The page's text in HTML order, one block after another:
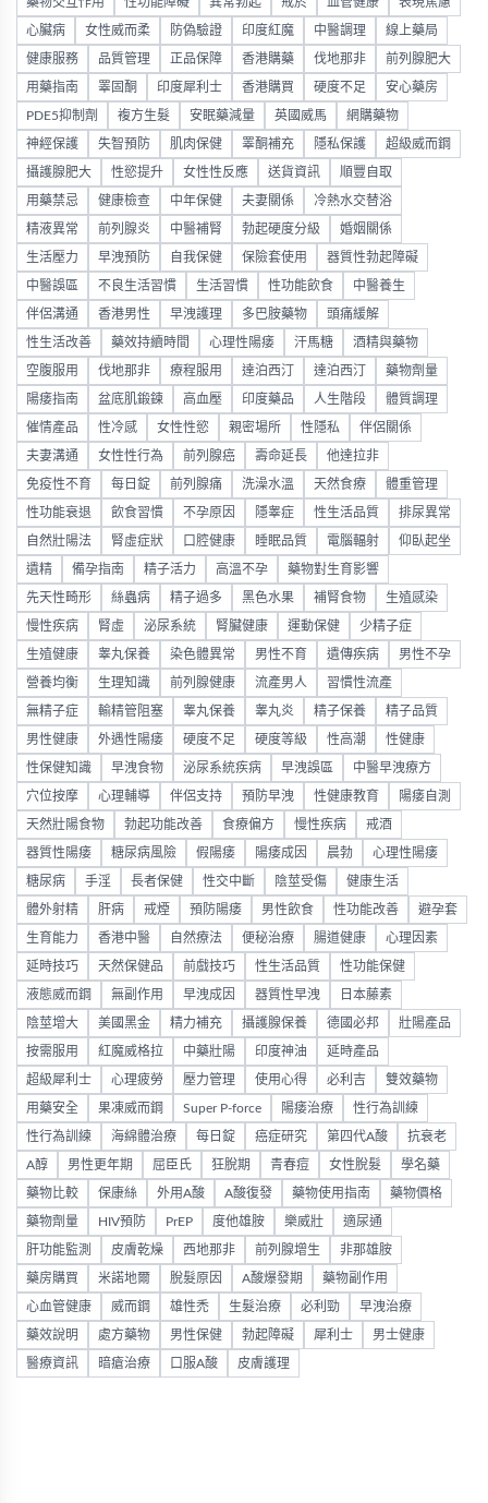
心臟病 女性威而柔 防偽驗證 印度紅魔 中醫調理 線上藥局
健康服務 品質管理 正品保障 香港購藥 伐地那非 前列腺肥大
用藥指南 睪固酮 印度犀利士 香港購買 硬度不足 安心藥房
PDE5抑制劑 複方生髮 安眠藥減量 英國威馬 網購藥物
神經保護 失智預防 肌肉保健 睪酮補充 隱私保護 超級威而鋼
攝護腺肥大 性慾提升 女性性反應 送貨資訊 順豐自取
用藥禁忌 健康檢查 中年保健 夫妻關係 冷熱水交替浴
精液異常 前列腺炎 中醫補腎 勃起硬度分級 婚姻關係
生活壓力 早洩預防 自我保健 保險套使用 器質性勃起障礙
中醫誤區 不良生活習慣 生活習慣 性功能飲食 中醫養生
伴侶溝通 香港男性 早洩護理 多巴胺藥物 頭痛緩解
性生活改善 藥效持續時間 心理性陽痿 汗馬糖 酒精與藥物
空腹服用 伐地那非 療程服用 達泊西汀 達泊西汀 藥物劑量
陽痿指南 盆底肌鍛鍊 高血壓 印度藥品 人生階段 體質調理
催情產品 性冷感 女性性慾 親密場所 性隱私 伴侶關係
夫妻溝通 女性性行為 前列腺癌 壽命延長 他達拉非
免疫性不育 每日錠 前列腺痛 洗澡水溫 天然食療 體重管理
性功能衰退 飲食習慣 不孕原因 隱睾症 性生活品質 排尿異常
自然壯陽法 腎虛症狀 口腔健康 睡眠品質 電腦輻射 仰臥起坐
遺精 備孕指南 精子活力 高溫不孕 藥物對生育影響
先天性畸形 絲蟲病 精子過多 黑色水果 補腎食物 生殖感染
慢性疾病 腎虛 泌尿系統 腎臟健康 運動保健 少精子症
生殖健康 睾丸保養 染色體異常 男性不育 遺傳疾病 男性不孕
營養均衡 生理知識 前列腺健康 流產男人 習慣性流產
無精子症 輸精管阻塞 睾丸保養 睾丸炎 精子保養 精子品質
男性健康 外遇性陽痿 硬度不足 硬度等級 性高潮 性健康
性保健知識 早洩食物 泌尿系統疾病 早洩誤區 中醫早洩療方
穴位按摩 心理輔導 伴侶支持 預防早洩 性健康教育 陽痿自測
天然壯陽食物 勃起功能改善 食療偏方 慢性疾病 戒酒
器質性陽痿 糖尿病風險 假陽痿 陽痿成因 晨勃 心理性陽痿
糖尿病 手淫 長者保健 性交中斷 陰莖受傷 健康生活
體外射精 肝病 戒煙 預防陽痿 男性飲食 性功能改善 避孕套
生育能力 香港中醫 自然療法 便秘治療 腸道健康 心理因素
延時技巧 天然保健品 前戲技巧 性生活品質 性功能保健
液態威而鋼 無副作用 早洩成因 器質性早洩 日本藤素
陰莖增大 美國黑金 精力補充 攝護腺保養 德國必邦 壯陽產品
按需服用 紅魔威格拉 中藥壯陽 印度神油 延時產品
超級犀利士 心理疲勞 壓力管理 使用心得 必利吉 雙效藥物
用藥安全 果凍威而鋼 Super P-force 陽痿治療 性行為訓練
性行為訓練 海綿體治療 每日錠 癌症研究 第四代A酸 抗衰老
A醇 男性更年期 屈臣氏 狂脫期 青春痘 女性脫髮 學名藥
藥物比較 保康絲 外用A酸 A酸復發 藥物使用指南 藥物價格
藥物劑量 HIV預防 PrEP 度他雄胺 樂威壯 適尿通
肝功能監測 皮膚乾燥 西地那非 前列腺增生 非那雄胺
藥房購買 米諾地爾 脫髮原因 A酸爆發期 藥物副作用
心血管健康 威而鋼 雄性禿 生髮治療 必利勁 早洩治療
藥效說明 處方藥物 男性保健 勃起障礙 犀利士 男士健康
醫療資訊 暗瘡治療 口服A酸 皮膚護理